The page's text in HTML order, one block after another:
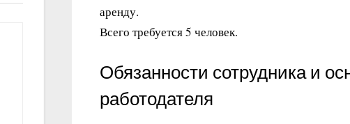
аренду.
Всего требуется 5 человек.
Обязанности сотрудника и
работодателя